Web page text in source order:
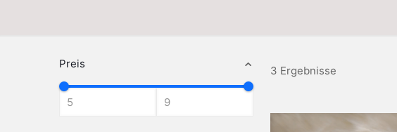
Preis 3 Ergebnisse